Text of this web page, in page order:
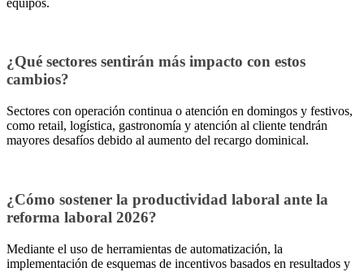
¿Qué sectores sentirán más impacto con estos
cambios?
Sectores con operación continua o atención en domingos y festivos,
como retail, logística, gastronomía y atención al cliente tendrán
mayores desafíos debido al aumento del recargo dominical.
¿Cómo sostener la productividad laboral ante la
reforma laboral 2026?
Mediante el uso de herramientas de automatización, la
implementación de esquemas de incentivos basados en resultados y